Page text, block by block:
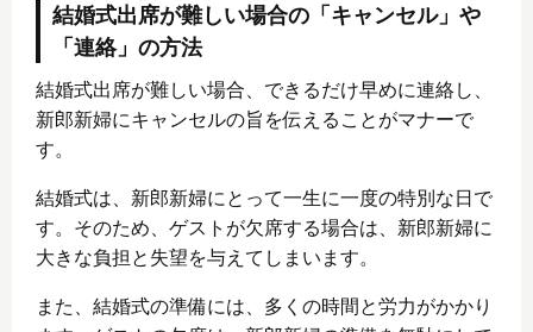
結婚式出席が難しい場合の「キャンセル」や
「連絡」の方法
結婚式出席が難しい場合、できるだけ早めに連絡し、
新郎新婦にキャンセルの旨を伝えることがマナーで
す。
結婚式は、新郎新婦にとって一生に一度の特別な日で
す。そのため、ゲストが欠席する場合は、新郎新婦に
大きな負担と失望を与えてしまいます。
また、結婚式の準備には、多くの時間と労力がかかり